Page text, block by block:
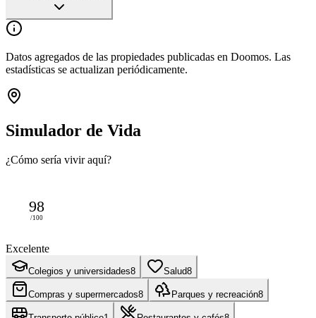
Datos agregados de las propiedades publicadas en Doomos. Las
estadísticas se actualizan periódicamente.
Simulador de Vida
¿Cómo sería vivir aquí?
98
/100
Excelente
Colegios y universidades8 Salud8
Compras y supermercados8 Parques y recreación8